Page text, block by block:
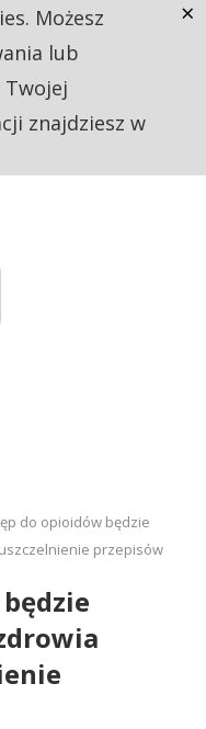
do opioidów będzie
przepisów
Możesz
lub
znajdziesz w
×